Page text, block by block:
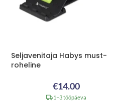
Seljavenitaja Habys must-
roheline
€14.00
1–3 tööpäeva